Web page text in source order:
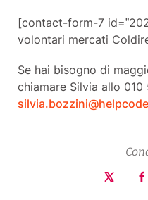
[contact-form-7
volontari mercati
Se hai bisogno di
chiamare Silvia allo